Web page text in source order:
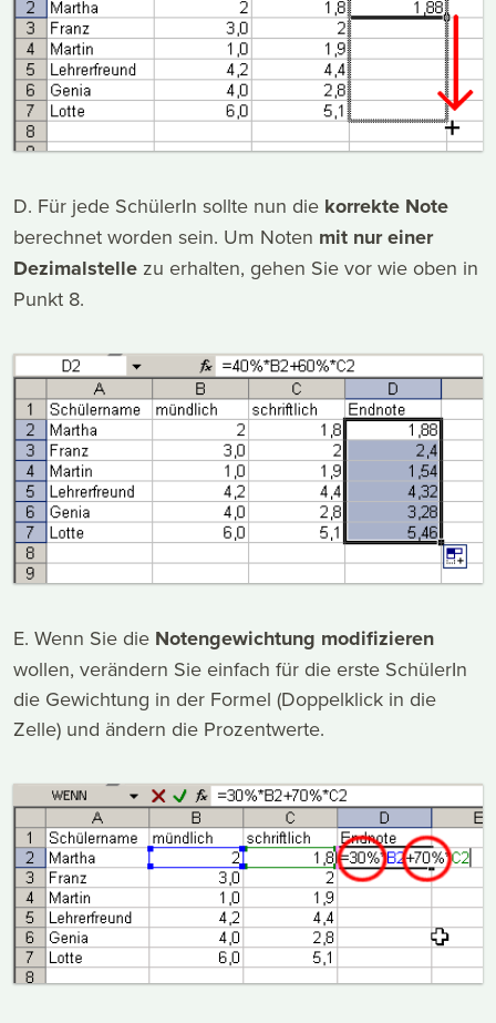
D. Für jede SchülerIn sollte nun die korrekte Note
berechnet worden sein. Um Noten mit nur einer
Dezimalstelle zu erhalten, gehen Sie vor wie oben in
Punkt 8.
E. Wenn Sie die Notengewichtung modifizieren
wollen, verändern Sie einfach für die erste SchülerIn
die Gewichtung in der Formel (Doppelklick in die
Zelle) und ändern die Prozentwerte.